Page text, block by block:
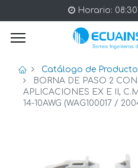
Horario:
Catálogo de
BORNA DE PASO 2
APLICACIONES EX E II,
14-10AWG (WAG100017 /